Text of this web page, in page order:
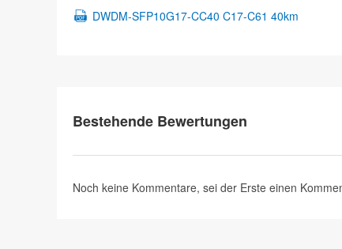
DWDM-SFP10G17-CC40 C17-C61 40km
Bestehende Bewertungen
Noch keine Kommentare, sei der Erste einen